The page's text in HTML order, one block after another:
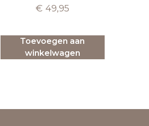
€ 49,95
Toevoegen aan
winkelwagen